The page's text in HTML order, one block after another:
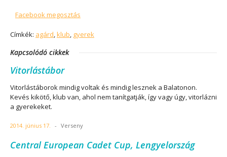
Facebook megosztás
Címkék: agárd,klub, gyerek
Kapcsolódó cikkek
Vitorlástábor
Vitorlástáborok mindig voltak és mindig lesznek a Balatonon.
Kevés kikötő, klub van, ahol nem tanítgatják, így vagy úgy, vitorlázni
a gyerekeket.
2014. június 17. - Verseny
Central European Cadet Cup, Lengyelország